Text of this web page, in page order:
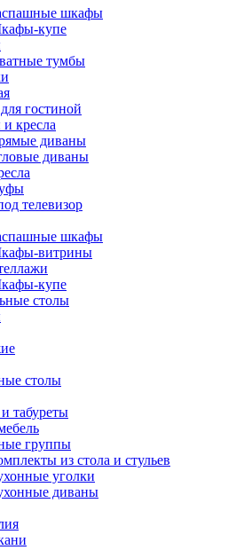
шкафы
купе
тумбы
гостиной
кресла
диваны
диваны
телевизор
шкафы
витрины
купе
столы
столы
табуреты
группы
из стола и стульев
уголки
диваны